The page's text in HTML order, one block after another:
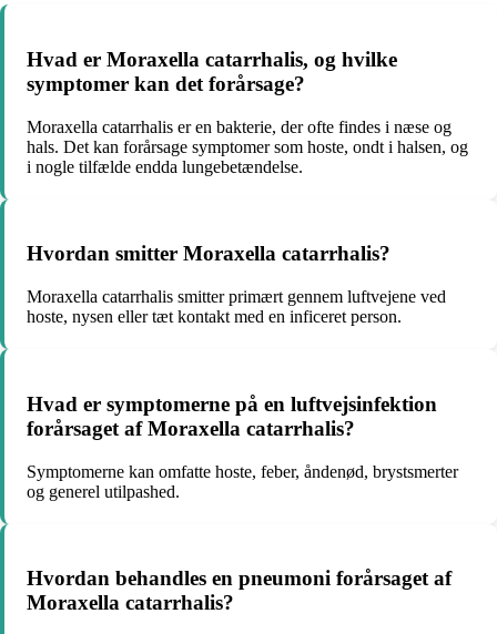
Hvad er Moraxella catarrhalis, og hvilke
symptomer kan det forårsage?
Moraxella catarrhalis er en bakterie, der ofte findes i næse og
hals. Det kan forårsage symptomer som hoste, ondt i halsen, og
i nogle tilfælde endda lungebetændelse.
Hvordan smitter Moraxella catarrhalis?
Moraxella catarrhalis smitter primært gennem luftvejene ved
hoste, nysen eller tæt kontakt med en inficeret person.
Hvad er symptomerne på en luftvejsinfektion
forårsaget af Moraxella catarrhalis?
Symptomerne kan omfatte hoste, feber, åndenød, brystsmerter
og generel utilpashed.
Hvordan behandles en pneumoni forårsaget af
Moraxella catarrhalis?